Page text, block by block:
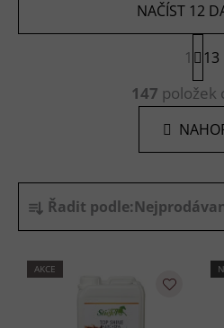
a
z
e
n
Řadit podle:
AKCE
O
v
l
á
d
a
í
p
NAČÍST 12
S
t
r
á
n
k
á
í
1 13
147 položek